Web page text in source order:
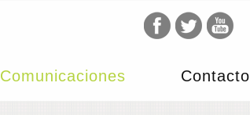
Comunicaciones Contacto